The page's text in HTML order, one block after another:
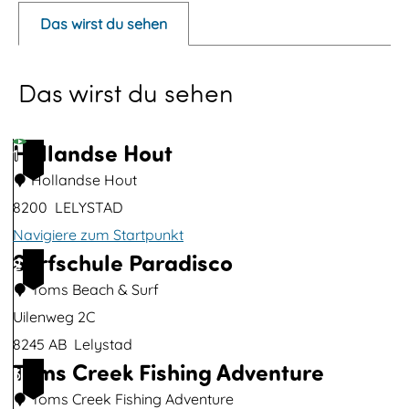
p
m
t
B
i
d
ö
f
f
n
e
Das wirst du sehen
Das wirst du sehen
1
Hollandse Hout
Hollandse Hout
8200 LELYSTAD
Navigiere zum Startpunkt
H
o
l
l
a
n
2
Surfschule Paradisco
Toms Beach & Surf
Uilenweg 2C
8245 AB Lelystad
S
u
3
Toms Creek Fishing Adventure
Toms Creek Fishing Adventure